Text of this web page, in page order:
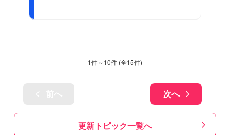
1件～10件 (全15件)
次へ
更新トピック一覧へ